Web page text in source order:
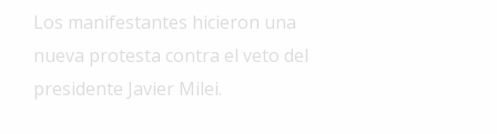
y
Espectáculos
Policiales
Los manifestantes hicieron una
nueva protesta contra el veto del
presidente Javier Milei.